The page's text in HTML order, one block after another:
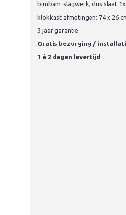
bimbam-slagwerk, dus slaat
klokkast afmetingen: 74 x 26
3 jaar garantie.
Gratis bezorging /
1 á 2 dagen levertijd